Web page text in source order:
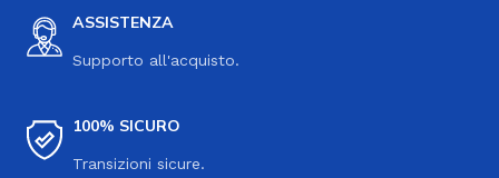
ASSISTENZA
Supporto all'acquisto.
100% SICURO
Transizioni sicure.